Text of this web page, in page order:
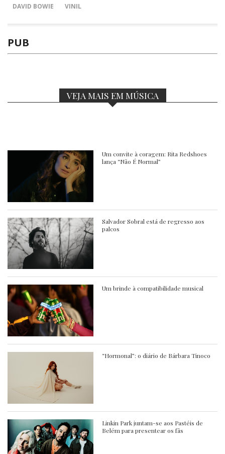
DAVID BOWIE
VINIL
PUB
VEJA MAIS EM MÚSICA
Um convite à coragem: Rita Redshoes
lança “Não É Normal”
Salvador Sobral está de regresso aos
palcos
Um brinde à compatibilidade musical
“Hormonal”: o diário de Bárbara Tinoco
Linkin Park juntam-se aos Pastéis de
Belém para presentear os fãs